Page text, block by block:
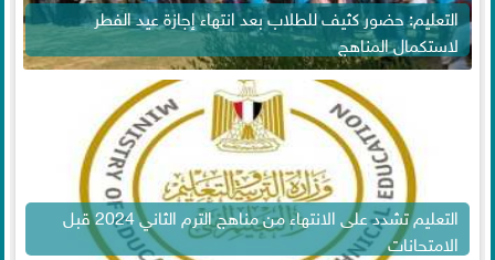
التعليم: حضور كثيف للطلاب بعد انتهاء إجازة عيد الفطر
لاستكمال المناهج
التعليم تشدد على الانتهاء من مناهج الترم الثاني 2024 قبل
الامتحانات